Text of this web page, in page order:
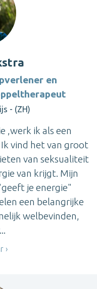
en
- (ZH)
,werk ik als een
vind het van groot
van seksualiteit
van krijgt. Mijn
je energie"
een belangrijke
welbevinden,